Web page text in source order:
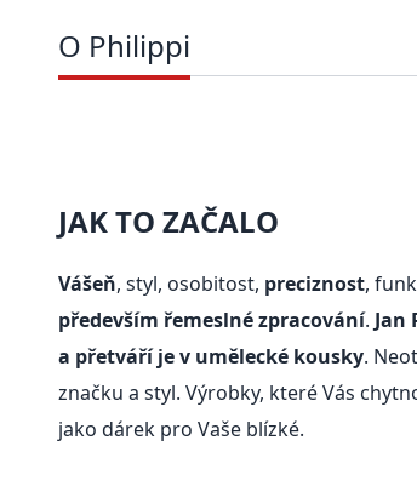
O Philippi
JAK TO ZAČALO
Vášeň, styl, osobitost, preciznost,
především řemeslné zpracování. Jan
a přetváří je v umělecké kousky.
značku a styl. Výrobky, které Vás
jako dárek pro Vaše blízké.